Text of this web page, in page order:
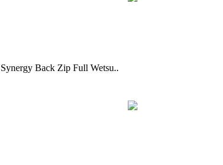
Back Zip Full Wetsu..